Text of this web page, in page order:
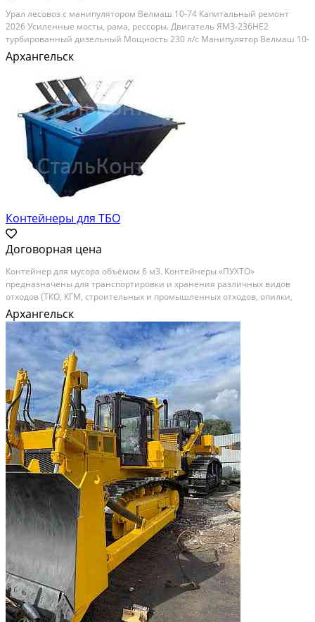
Урал лесовоз с манипулятором Велмаш 10-74 Капитальный ремонт
2026 Усиленные мосты, рама, рессоры. Двигатель ЯМЗ-236НЕ2
турбированный дизельный Мощность 230 л/с Манипулятор Велмаш 10-
74 новый 2026 г.в. Укомплектуем прицепом роспуском лесовозным
новым или после капитального ремонта. Подвеска...
Архангельск
Контейнеры для ТБО
Договорная цена
Контейнер для мусора объёмом 6 м3. Контейнеры «ПУХТО»
предназначены для транспортировки и хранения различных видов
отходов (ТКО, КГМ, строительных и промышленных отходов, опилки,
листья, дрова, сыпучие грузы, пластик, вторичное сырье, стеклобой,
металлолом, зерновые культуры, биологические отходы...
Архангельск